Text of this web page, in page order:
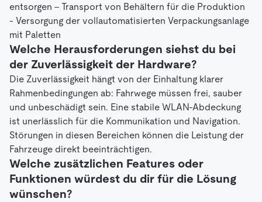
entsorgen - Transport von Behältern für die Produktion
- Versorgung der vollautomatisierten Verpackungsanlage
mit Paletten
Welche Herausforderungen siehst du bei
der Zuverlässigkeit der Hardware?
Die Zuverlässigkeit hängt von der Einhaltung klarer
Rahmenbedingungen ab: Fahrwege müssen frei, sauber
und unbeschädigt sein. Eine stabile WLAN-Abdeckung
ist unerlässlich für die Kommunikation und Navigation.
Störungen in diesen Bereichen können die Leistung der
Fahrzeuge direkt beeinträchtigen.
Welche zusätzlichen Features oder
Funktionen würdest du dir für die Lösung
wünschen?